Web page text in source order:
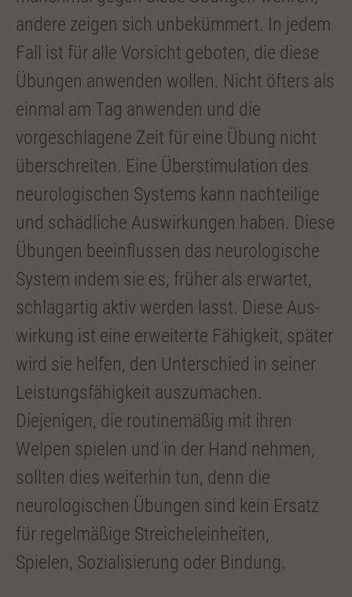
ande­re zeigen sich unbekümmert. In jedem
Fall ist für alle Vorsicht geboten, die diese
Übungen anwenden wollen. Nicht öfters als
einmal am Tag anwenden und die
vorgeschlagene Zeit für eine Übung nicht
überschreiten. Eine Überstimulation des
neurologischen Systems kann nachteilige
und schädliche Auswirkungen haben. Diese
Übungen beeinflussen das neurologische
System indem sie es, früher als erwar­tet,
schlagartig aktiv werden lasst. Diese Aus­
wirkung ist eine erweiterte Fähigkeit, später
wird sie helfen, den Unterschied in seiner
Leis­tungsfähigkeit auszumachen.
Diejenigen, die routinemäßig mit ihren
Welpen spielen und in der Hand nehmen,
sollten dies weiterhin tun, denn die
neurologischen Übungen sind kein Ersatz
für regelmäßige Streicheleinheiten,
Spielen, Sozialisierung oder Bindung.